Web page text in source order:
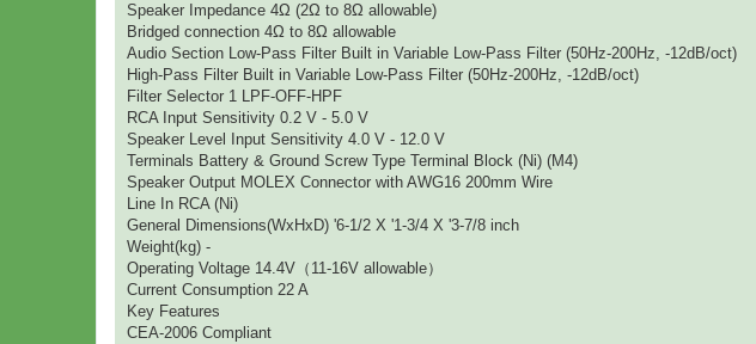
Speaker Impedance 4Ω (2Ω to 8Ω allowable)
Bridged connection 4Ω to 8Ω allowable
Audio Section Low-Pass Filter Built in Variable Low-Pass Filter (50Hz-200Hz, -12dB/oct)
High-Pass Filter Built in Variable Low-Pass Filter (50Hz-200Hz, -12dB/oct)
Filter Selector 1 LPF-OFF-HPF
RCA Input Sensitivity 0.2 V - 5.0 V
Speaker Level Input Sensitivity 4.0 V - 12.0 V
Terminals Battery & Ground Screw Type Terminal Block (Ni) (M4)
Speaker Output MOLEX Connector with AWG16 200mm Wire
Line In RCA (Ni)
General Dimensions(WxHxD) '6-1/2 X '1-3/4 X '3-7/8 inch
Weight(kg) -
Operating Voltage 14.4V（11-16V allowable）
Current Consumption 22 A
Key Features
CEA-2006 Compliant